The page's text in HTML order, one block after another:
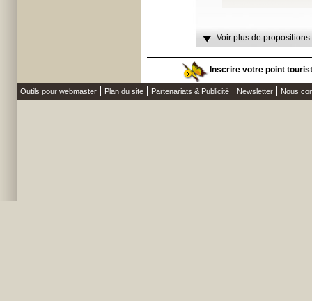
Voir plus de
Inscrire votre point
Outils pour webmaster Plan du site Partenariats & Publicité Newsletter Nous